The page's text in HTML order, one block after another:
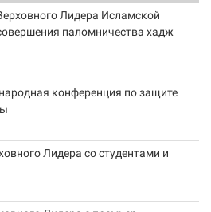
Лидера Исламской
паломничества хадж
конференция по защите
Лидера со студентами и